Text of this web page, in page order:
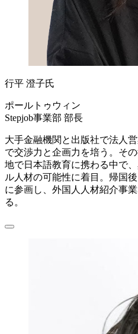
行平 澄子氏
ポールトゥウィン
Stepjob事業部 部長
大手金融機関と出版社で法人
で交渉力と企画力を培う。そ
地で日本語教育に携わる中で
ル人材の可能性に着目。帰国
に参画し、外国人人材紹介事
る。